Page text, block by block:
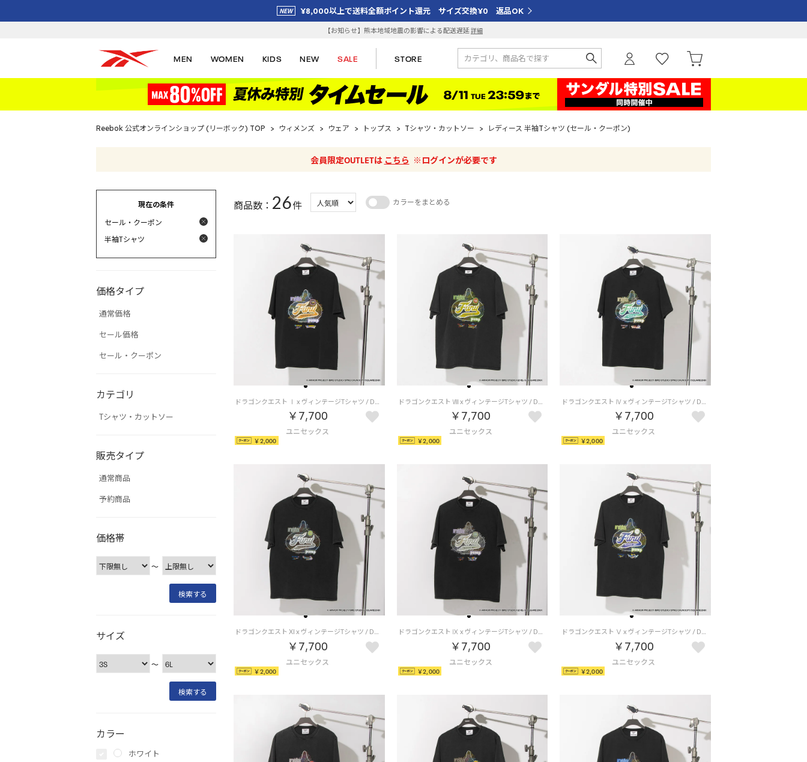
¥8,000以上で送料全額ポイント還元 サイズ交換¥0 返品OK
【お知らせ】熊本地域地震の影響による配送遅延詳細
MEN WOMEN KIDS NEW SALE STORE
Reebok 公式オンラインショップ (リーボック) TOP > ウィメンズ > ウェア > トップス > Tシャツ・カットソー > レディース 半袖Tシャツ (セール・クーポン)
会員限定OUTLETは こちら ※ログインが必要です
現在の条件
セール・クーポン
半袖Tシャツ
価格タイプ
通常価格
セール価格
セール・クーポン
カテゴリ
Tシャツ・カットソー
販売タイプ
通常商品
予約商品
価格帯
〜
サイズ
〜
カラー
ホワイト
商品数： 26件 カラーをまとめる
ドラゴンクエスト Ⅰ x ヴィンテージTシャツ / DRAGON QUEST Ⅰ x VINTAGE TEE 【返品不可商品】 （ブラック/オレンジ）
￥7,700
￥2,000
ドラゴンクエスト Ⅷ x ヴィンテージTシャツ / DRAGON QUEST Ⅷ x VINTAGE TEE 【返品不可商品】（ブラック/イエロー）
￥7,700
￥2,000
ドラゴンクエスト Ⅳ x ヴィンテージTシャツ / DRAGON QUEST Ⅳ x VINTAGE TEE 【返品不可商品】 （ブラック/グリーン）
￥7,700
￥2,000
ドラゴンクエスト XI x ヴィンテージTシャツ / DRAGON QUEST XI x VINTAGE TEE 【返品不可商品】（ブラック/グレー）
￥7,700
￥2,000
ドラゴンクエスト Ⅸ x ヴィンテージTシャツ / DRAGON QUEST Ⅸ x VINTAGE TEE 【返品不可商品】（ブラック/ホワイト）
￥7,700
￥2,000
ドラゴンクエスト Ⅴ x ヴィンテージTシャツ / DRAGON QUEST Ⅴ x VINTAGE TEE 【返品不可商品】 （ブラック/パープル）
￥7,700
￥2,000